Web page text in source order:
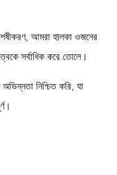
আমরা হালকা ওজনের
সর্বাধিক করে তোলে।
নিশ্চিত করি, যা